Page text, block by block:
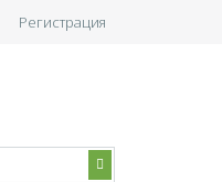
Регистрация